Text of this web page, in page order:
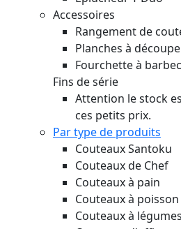
Accessoires
Rangement de
Planches à
Fourchette à
Fins de série
Attention le stock
ces petits prix.
Par type de produits
Couteaux Santoku
Couteaux de Chef
Couteaux à pain
Couteaux à
Couteaux à légumes